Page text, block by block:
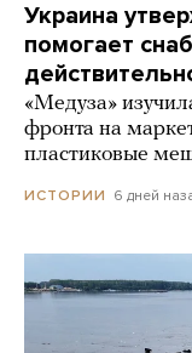
Украина
помогает
«Медуза»
фронта на
пластиковые
ИСТОРИИ 6 дней